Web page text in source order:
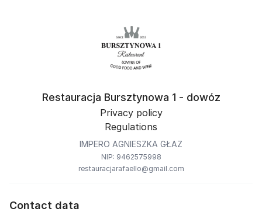
Restauracja Bursztynowa 1 - dowóz
Privacy policy
Regulations
IMPERO AGNIESZKA GŁAZ
NIP: 9462575998
restauracjarafaello@gmail.com
Contact data